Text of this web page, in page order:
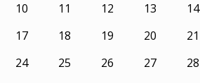
10
11 12 13 14
17
18 19 20 21
24
25 26 27 28